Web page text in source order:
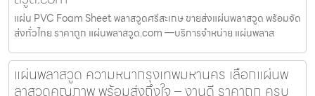
แผ่น PVC Foam Sheet พลาสวูดศรีสะเกษ ขายส่งแผ่นพลาสวูด พร้อมจัด
ส่งทั่วไทย ราคาถูก แผ่นพลาสวูด.com —บริการจำหน่าย แผ่นพลาส
แผ่นพลาสวูด ความหนากรุงเทพมหานคร เลือกแผ่นพ
ลาสวูดคุณภาพ พร้อมส่งถึงใจ – งานดี ราคาถูก ครบ